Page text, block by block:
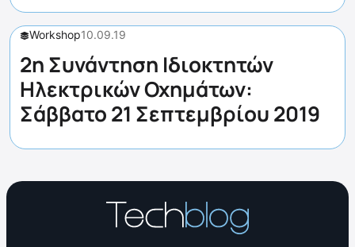
Workshop10.09.19
2η Συνάντηση Ιδιοκτητών
Ηλεκτρικών Οχημάτων:
Σάββατο 21 Σεπτεμβρίου 2019